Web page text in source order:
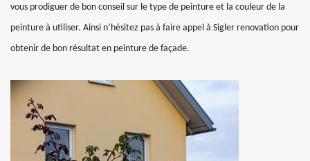
vous prodiguer de bon conseil sur le type de peinture et la couleur de la
peinture à utiliser. Ainsi n’hésitez pas à faire appel à Sigler renovation pour
obtenir de bon résultat en peinture de façade.